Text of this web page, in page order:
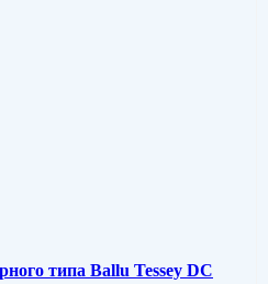
типа Ballu Tessey DC